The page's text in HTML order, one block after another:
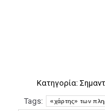
Κατηγορία:
Tags:
«χάρτης» των